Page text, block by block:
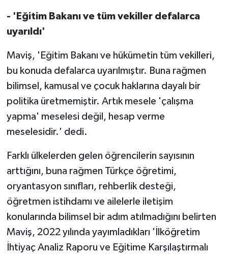
- 'Eğitim Bakanı ve tüm vekiller defalarca
uyarıldı'
Maviş, 'Eğitim Bakanı ve hükümetin tüm vekilleri,
bu konuda defalarca uyarılmıştır. Buna rağmen
bilimsel, kamusal ve çocuk haklarına dayalı bir
politika üretmemiştir. Artık mesele 'çalışma
yapma' meselesi değil, hesap verme
meselesidir.' dedi.
Farklı ülkelerden gelen öğrencilerin sayısının
arttığını, buna rağmen Türkçe öğretimi,
oryantasyon sınıfları, rehberlik desteği,
öğretmen istihdamı ve ailelerle iletişim
konularında bilimsel bir adım atılmadığını belirten
Maviş, 2022 yılında yayımladıkları 'İlköğretim
İhtiyaç Analiz Raporu ve Eğitime Karşılaştırmalı